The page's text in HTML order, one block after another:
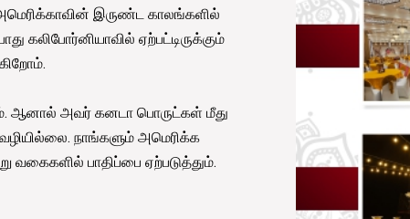
இருண்ட காலங்களில்
கலிபோர்னியாவில் ஏற்பட்டிருக்கும்
ஆனால் அவர் கனடா பொருட்கள் மீது
நாங்களும் அமெரிக்க
வகைகளில் பாதிப்பை ஏற்படுத்தும்.